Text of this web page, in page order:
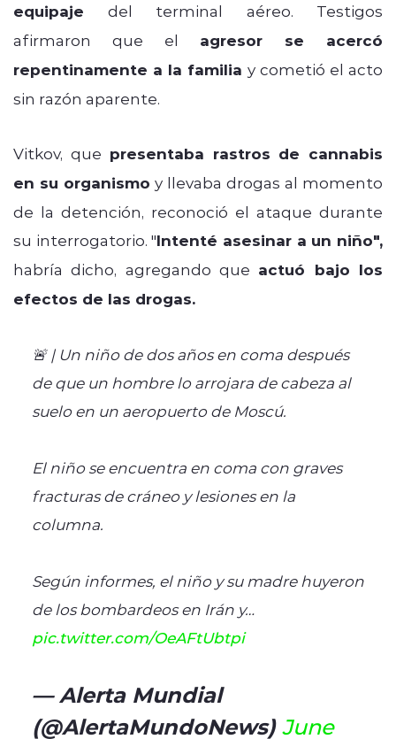
equipaje del terminal aéreo. Testigos
afirmaron que el agresor se acercó
repentinamente a la familia y cometió el acto
sin razón aparente.
Vitkov, que presentaba rastros de cannabis
en su organismo y llevaba drogas al momento
de la detención, reconoció el ataque durante
su interrogatorio. "Intenté asesinar a un niño",
habría dicho, agregando que actuó bajo los
efectos de las drogas.
🚨 | Un niño de dos años en coma después
de que un hombre lo arrojara de cabeza al
suelo en un aeropuerto de Moscú.
El niño se encuentra en coma con graves
fracturas de cráneo y lesiones en la
columna.
Según informes, el niño y su madre huyeron
de los bombardeos en Irán y…
pic.twitter.com/OeAFtUbtpi
— Alerta Mundial
(@AlertaMundoNews)June